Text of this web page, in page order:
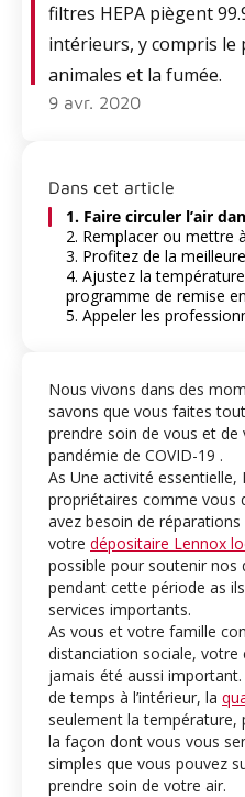
filtres HEPA piègent
intérieurs, y compris le
animales et la fumée.
9 avr. 2020
Dans cet article
1. Faire circuler l’air
2. Remplacer ou mettre
3. Profitez de la
4. Ajustez la
programme de remise
5. Appeler les
Nous vivons dans des
savons que vous faites
prendre soin de vous et
pandémie de COVID-19 .
As Une activité
propriétaires comme vous
avez besoin de
votre dépositaire Lennox
possible pour soutenir nos
pendant cette période as
services importants.
As vous et votre famille
distanciation sociale, votre
jamais été aussi
de temps à l’intérieur, la
seulement la température,
la façon dont vous vous
simples que vous pouvez
prendre soin de votre air.